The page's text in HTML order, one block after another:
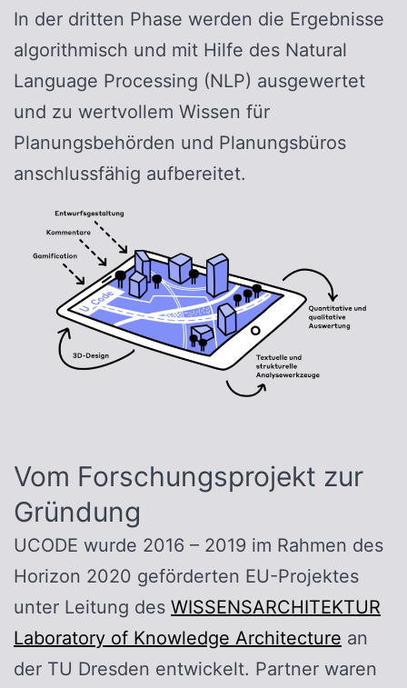
In der dritten Phase werden die Ergebnisse
algorithmisch und mit Hilfe des Natural
Language Processing (NLP) ausgewertet
und zu wertvollem Wissen für
Planungsbehörden und Planungsbüros
anschlussfähig aufbereitet.
Vom Forschungsprojekt zur
Gründung
UCODE wurde 2016 – 2019 im Rahmen des
Horizon 2020 geförderten EU-Projektes
unter Leitung des WISSENSARCHITEKTUR
Laboratory of Knowledge Architecture an
der TU Dresden entwickelt. Partner waren